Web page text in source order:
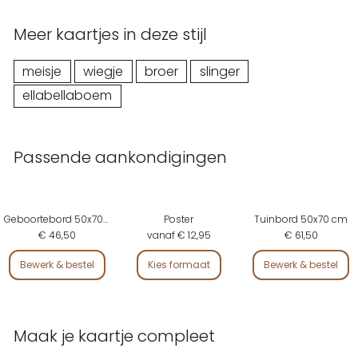
Meer kaartjes in deze stijl
meisje wiegje broer
slinger
ellabellaboem
Maak je kaartje compleet
Passende aankondigingen
Geboortebord 50x70 cm
€ 46,50
Bewerk & bestel
Poster
vanaf € 12,95
Kies formaat
Tuinbord 50x70 cm
€ 61,50
Bewerk & bestel